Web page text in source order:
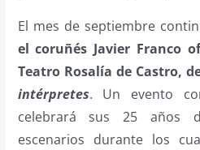
El mes de septiembre
el coruñés Javier Franco
Teatro Rosalía de Castro,
intérpretes. Un evento
celebrará sus 25 años
escenarios durante los